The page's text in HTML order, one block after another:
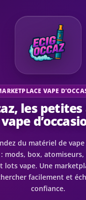
VAPE
les
vape
du matériel de
mods, box,
lots vape. Une
facilement et
confiance.